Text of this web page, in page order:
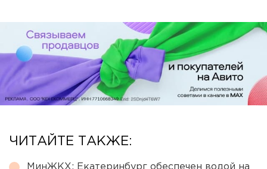
ЧИТАЙТЕ ТАКЖЕ:
МинЖКХ: Екатеринбург обеспечен водой на